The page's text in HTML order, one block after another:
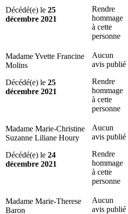
Décédé(e) le 25
décembre 2021
Rendre
hommage
à cette
personne
Madame Yvette Francine
Molins
Décédé(e) le 25
décembre 2021
Aucun
avis publié
Rendre
hommage
à cette
personne
Madame Marie-Christine
Suzanne Liliane Houry
Décédé(e) le 24
décembre 2021
Aucun
avis publié
Rendre
hommage
à cette
personne
Madame Marie-Therese
Baron
Aucun
avis publié